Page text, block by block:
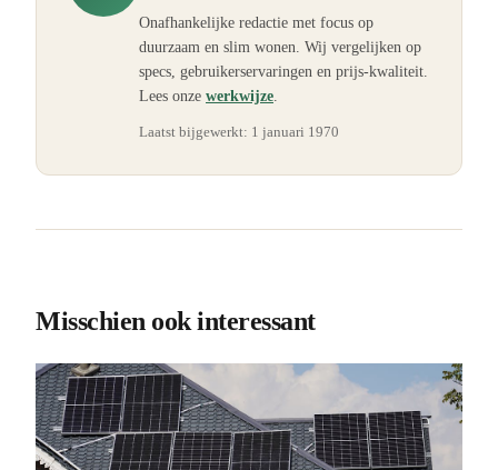
Onafhankelijke redactie met focus op
duurzaam en slim wonen. Wij vergelijken op
specs, gebruikerservaringen en prijs-kwaliteit.
Lees onze werkwijze
Laatst bijgewerkt: 1 januari 1970
Misschien ook interessant